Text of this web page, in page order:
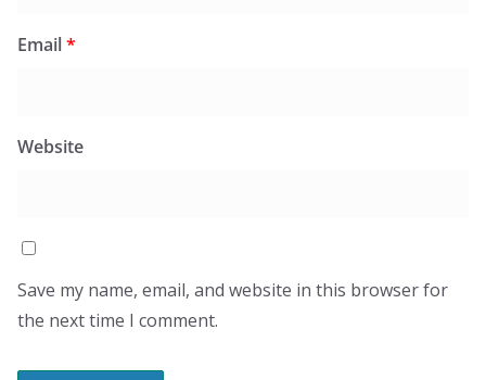
Email*
Website
Save my name, email, and website in this browser for
the next time I comment.